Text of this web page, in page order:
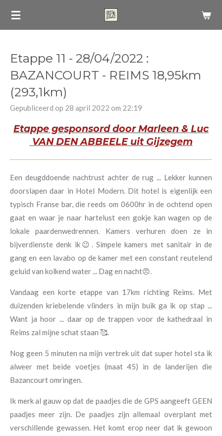
Ga
hoofdinhoud
Etappe 11 - 28/04/2022 :
BAZANCOURT - REIMS 18,95km
(293,1km)
Gepubliceerd op 28 april 2022 om 22:19
Etappe gesponsord door Marleen & Luc
VAN DEN ABBEELE uit Gijzegem
Een deugddoende nachtrust achter de rug ... Lekker kunnen
doorslapen daar in Hotel Modern. Dit hotel is eigenlijk een
typisch Franse bar, die reeds om 0600hr in de ochtend open
gaat en waar je naar hartelust een gokje kan wagen op de
lokale paardenwedrennen. Kamers verhuren doen ze in
bijverdienste denk ik😉. Simpele kamers met sanitair in de
gang en een lavabo op de kamer met een constant reutelend
geluid van kolkend water ... Dag en nacht😠.
Vandaag een korte etappe van 17km richting Reims. Met
duizenden kriebelende vlinders in mijn buik ga ik op stap ...
Want ja hoor ... daar op de trappen voor de kathedraal in
Reims zal mijne schat staan 🥰.
Nog geen 5 minuten na mijn vertrek uit dat super hotel sta ik
alweer met beide voetjes (maat 45) in de landerijen die
Bazancourt omringen.
Ik merk al gauw op dat de paadjes die de GPS aangeeft GEEN
paadjes meer zijn. De paadjes zijn allemaal overplant met
verschillende gewassen. Het komt erop neer dat ik gewoon